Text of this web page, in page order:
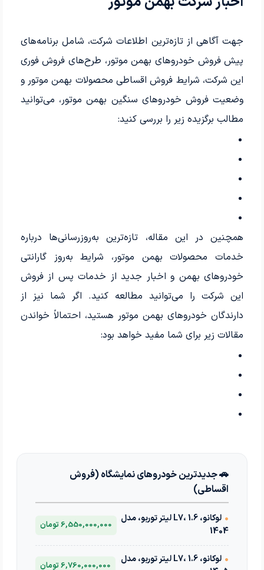
جهت آگاهی از تازه‌ترین اطلاعات شرکت، شامل برنامه‌های
پیش فروش خودروهای بهمن موتور، طرح‌های فروش فوری
این شرکت، شرایط فروش اقساطی محصولات بهمن موتور و
وضعیت فروش خودروهای سنگین بهمن موتور، می‌توانید
مطالب برگزیده زیر را بررسی کنید:
همچنین در این مقاله، تازه‌ترین به‌روزرسانی‌ها درباره
خدمات محصولات بهمن موتور، شرایط به‌روز گارانتی
خودروهای بهمن و اخبار جدید از خدمات پس از فروش
این شرکت را می‌توانید مطالعه کنید. اگر شما نیز از
دارندگان خودروهای بهمن موتور هستید، احتمالاً خواندن
مقالات زیر برای شما مفید خواهد بود:
🚗 جدیدترین خودروهای نمایشگاه (فروش
اقساطی)
•
لوکانو، L7، 1.6 لیتر توربو، مدل
1404
6,550,000,000 تومان
•
لوکانو، L7، 1.6 لیتر توربو، مدل
6,760,000,000 تومان